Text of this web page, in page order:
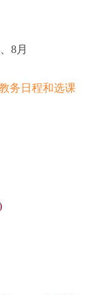
8月
务日程和选课